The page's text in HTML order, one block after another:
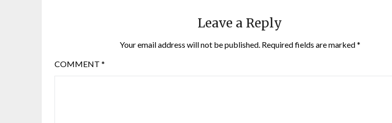
Leave a Reply
Your email address will not be published. Required fields are marked*
COMMENT *